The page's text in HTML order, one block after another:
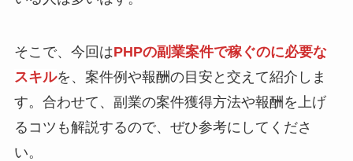
そこで、今回はPHPの副業案件で稼ぐのに必要な
スキルを、案件例や報酬の目安と交えて紹介しま
す。合わせて、副業の案件獲得方法や報酬を上げ
るコツも解説するので、ぜひ参考にしてくださ
い。